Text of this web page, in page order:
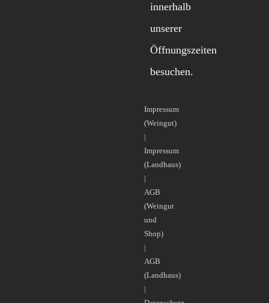
innerhalb
unserer
Öffnungszeiten
besuchen.
Impressum
(Weingut)
|
Impressum
(Landhaus)
|
AGB
(Weingut
und
Shop)
|
AGB
(Landhaus)
|